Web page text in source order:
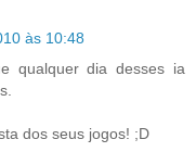
às 10:48
qualquer dia desses ia
dos seus jogos! ;D